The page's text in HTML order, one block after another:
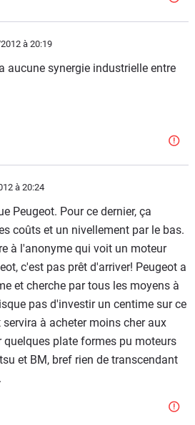
à 20:19
aucune synergie industrielle entre
à 20:24
Peugeot. Pour ce dernier, ça
coûts et un nivellement par le bas.
à l'anonyme qui voit un moteur
c'est pas prêt d'arriver! Peugeot a
et cherche par tous les moyens à
pas d'investir un centime sur ce
à acheter moins cher aux
plate formes pu moteurs
et BM, bref rien de transcendant